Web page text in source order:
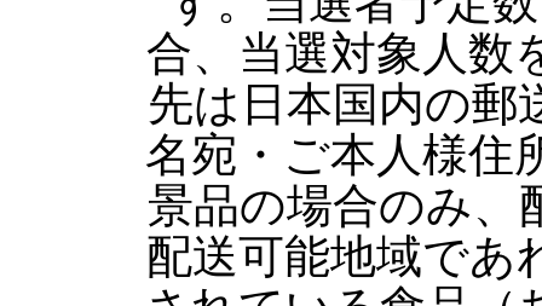
合、当選対象人数
先は日本国内の郵
名宛・ご本人様住
景品の場合のみ、
配送可能地域であ